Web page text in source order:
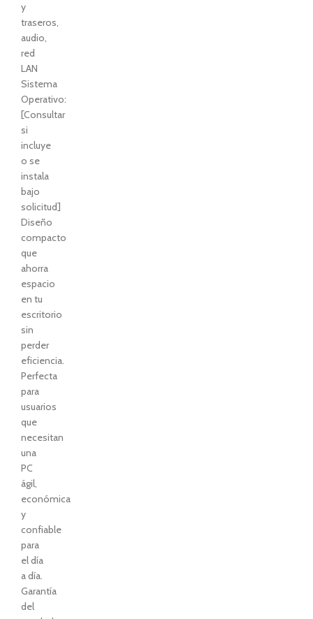
y
traseros,
audio,
red
LAN
Sistema
Operativo:
[Consultar
si
incluye
o se
instala
bajo
solicitud]
Diseño
compacto
que
ahorra
espacio
en tu
escritorio
sin
perder
eficiencia.
Perfecta
para
usuarios
que
necesitan
una
PC
ágil,
económica
y
confiable
para
el día
a día.
Garantía
del